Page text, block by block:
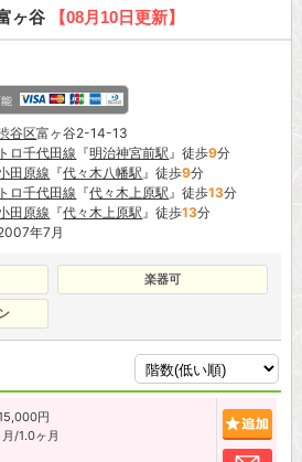
ヶ谷 【08月10日更新】
谷区富ヶ谷2-14-13
ロ千代田線 『明治神宮前駅 』徒歩9分
田原線 『代々木八幡駅 』徒歩9分
ロ千代田線 『代々木上原駅 』徒歩13分
田原線 『代々木上原駅 』徒歩13分
年7月
楽器可
円
/1.0ヶ月
お